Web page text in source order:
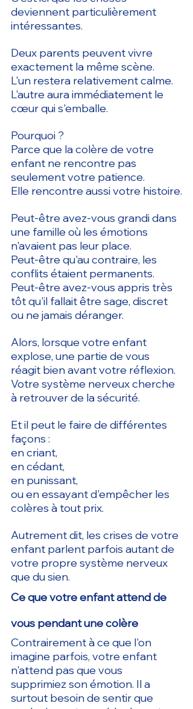
deviennent particulièrement
intéressantes.
Deux parents peuvent vivre
exactement la même scène.
L'un restera relativement calme.
L'autre aura immédiatement le
cœur qui s'emballe.
Pourquoi ?
Parce que la colère de votre
enfant ne rencontre pas
seulement votre patience.
Elle rencontre aussi votre histoire.
Peut-être avez-vous grandi dans
une famille où les émotions
n'avaient pas leur place.
Peut-être qu'au contraire, les
conflits étaient permanents.
Peut-être avez-vous appris très
tôt qu'il fallait être sage, discret
ou ne jamais déranger.
Alors, lorsque votre enfant
explose, une partie de vous
réagit bien avant votre réflexion.
Votre système nerveux cherche
à retrouver de la sécurité.
Et il peut le faire de différentes
façons :
en criant,
en cédant,
en punissant,
ou en essayant d'empêcher les
colères à tout prix.
Autrement dit, les crises de votre
enfant parlent parfois autant de
votre propre système nerveux
que du sien.
Ce que votre enfant attend de
vous pendant une colère
Contrairement à ce que l'on
imagine parfois, votre enfant
n'attend pas que vous
supprimiez son émotion. Il a
surtout besoin de sentir que